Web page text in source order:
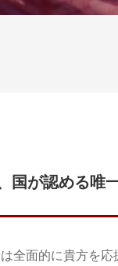
国が認める唯
全面的に貴方を応